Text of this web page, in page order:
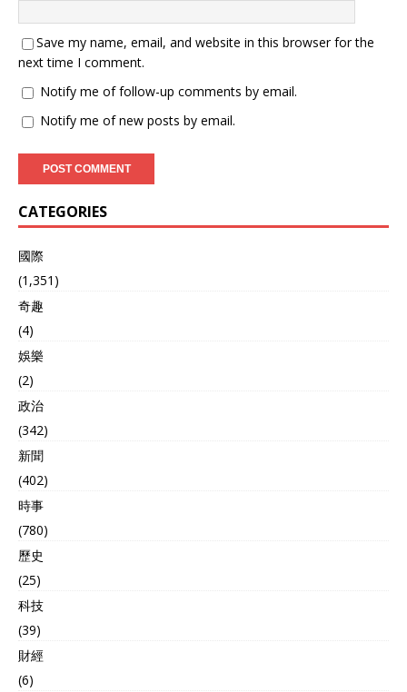
Save my name, email, and website in this browser for the
next time I comment.
Notify me of follow-up comments by email.
Notify me of new posts by email.
CATEGORIES
國際
(1,351)
奇趣
(4)
娛樂
(2)
政治
(342)
新聞
(402)
時事
(780)
歷史
(25)
科技
(39)
財經
(6)